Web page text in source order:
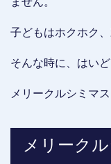
子どもはホクホク
そんな時に、はいど
メリークルシミマス
メリーク